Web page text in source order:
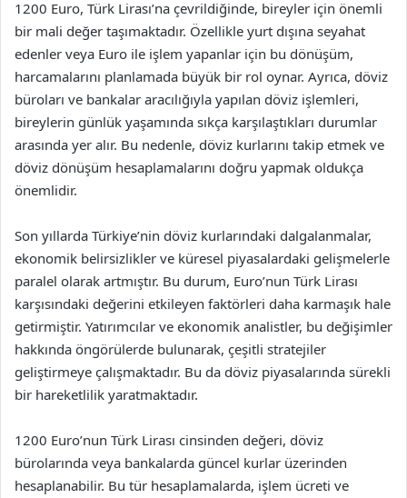
1200 Euro, Türk Lirası’na çevrildiğinde, bireyler için önemli
bir mali değer taşımaktadır. Özellikle yurt dışına seyahat
edenler veya Euro ile işlem yapanlar için bu dönüşüm,
harcamalarını planlamada büyük bir rol oynar. Ayrıca, döviz
büroları ve bankalar aracılığıyla yapılan döviz işlemleri,
bireylerin günlük yaşamında sıkça karşılaştıkları durumlar
arasında yer alır. Bu nedenle, döviz kurlarını takip etmek ve
döviz dönüşüm hesaplamalarını doğru yapmak oldukça
önemlidir.
Son yıllarda Türkiye’nin döviz kurlarındaki dalgalanmalar,
ekonomik belirsizlikler ve küresel piyasalardaki gelişmelerle
paralel olarak artmıştır. Bu durum, Euro’nun Türk Lirası
karşısındaki değerini etkileyen faktörleri daha karmaşık hale
getirmiştir. Yatırımcılar ve ekonomik analistler, bu değişimler
hakkında öngörülerde bulunarak, çeşitli stratejiler
geliştirmeye çalışmaktadır. Bu da döviz piyasalarında sürekli
bir hareketlilik yaratmaktadır.
1200 Euro’nun Türk Lirası cinsinden değeri, döviz
bürolarında veya bankalarda güncel kurlar üzerinden
hesaplanabilir. Bu tür hesaplamalarda, işlem ücreti ve